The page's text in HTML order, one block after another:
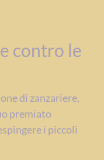
contro le
di zanzariere,
premiato
i piccoli